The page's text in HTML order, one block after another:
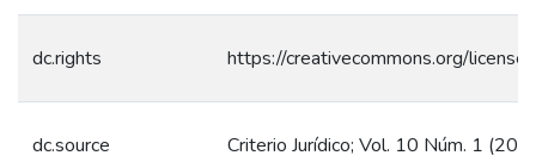
dc.rights https://creativecommons.org/
dc.source Criterio Jurídico; Vol. 10 Núm. 1